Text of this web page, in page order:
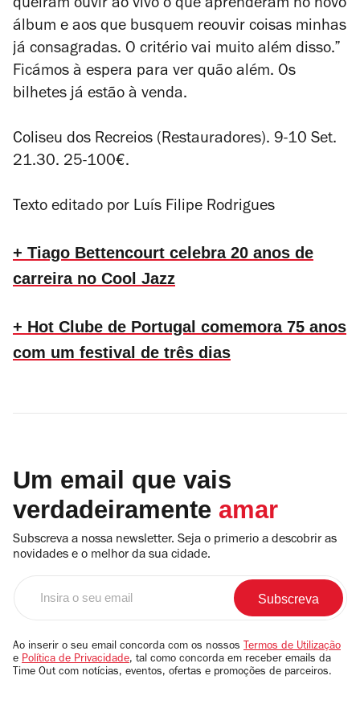
queiram ouvir ao vivo o que aprenderam no novo
álbum e aos que busquem reouvir coisas minhas
já consagradas. O critério vai muito além disso.”
Ficámos à espera para ver quão além. Os
bilhetes já estão à venda.
Coliseu dos Recreios (Restauradores). 9-10 Set.
21.30. 25-100€.
Texto editado por Luís Filipe Rodrigues
+ Tiago Bettencourt celebra 20 anos de
carreira no Cool Jazz
+ Hot Clube de Portugal comemora 75 anos
com um festival de três dias
Um email que vais
verdadeiramente amar
Subscreva a nossa newsletter. Seja o primerio a descobrir as
novidades e o melhor da sua cidade.
email
Ao inserir o seu email concorda com os nossos Termos de Utilização
e Política de Privacidade, tal como concorda em receber emails da
Time Out com notícias, eventos, ofertas e promoções de parceiros.